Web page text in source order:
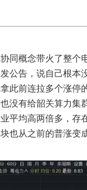
同概念带火了整个
公告，说自己根本
此前连拉多个涨停
没有给韶关算力集
平均高两倍多，存
也从之前的普涨变